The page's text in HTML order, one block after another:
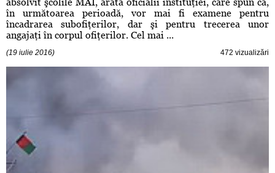
absolvit şcolile MAI, arată oficialii instituţiei, care spun că,
în următoarea perioadă, vor mai fi examene pentru
încadrarea subofiţerilor, dar şi pentru trecerea unor
angajaţi în corpul ofiţerilor. Cel mai ...
(19 iulie 2016) 472 vizualizări